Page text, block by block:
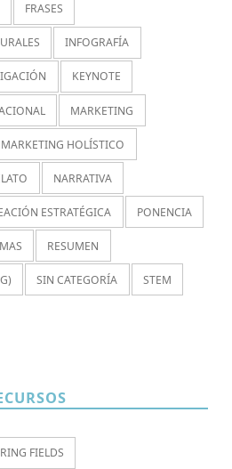
FRASES
INFOGRAFÍA
KEYNOTE
MARKETING
MARKETING HOLÍSTICO
NARRATIVA
ESTRATÉGICA PONENCIA
RESUMEN
SIN CATEGORÍA STEM
FIELDS